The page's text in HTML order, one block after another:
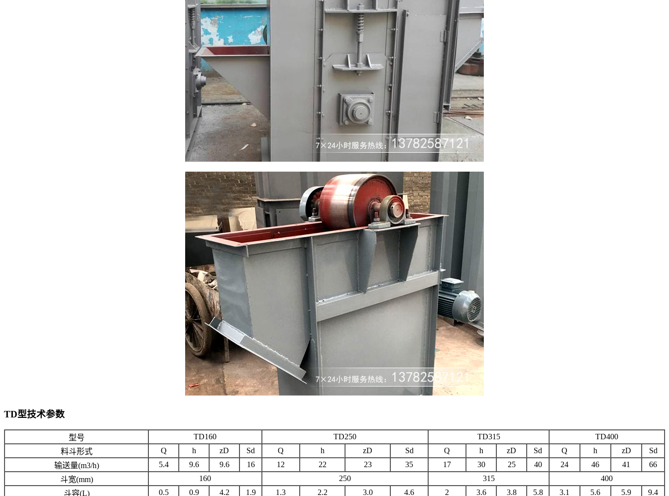
TD型技术参数
型号 TD160 TD250 TD315
TD400
料斗形式
Q h zD Sd Q h zD Sd Q h zD Sd Q h zD
Sd
输送量(m3/h)
5.4 9.6 9.6 16 12 22 23 35 17 30 25 40 24 46 41
66
斗宽(mm)
160 250 315
400
斗容(L)
0.5 0.9 4.2 1.9 1.3 2.2 3.0 4.6 2 3.6 3.8 5.8 3.1 5.6 5.9 9.4